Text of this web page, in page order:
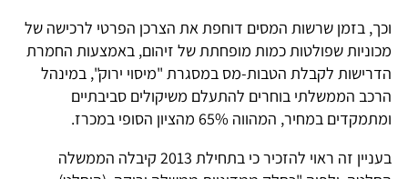
וכך, בזמן שרשות המסים דוחפת את הצרכן הפרטי לרכישה של
מכוניות שפולטות כמות מופחתת של זיהום, באמצעות החמרת
הדרישות לקבלת הטבות-מס במסגרת "מיסוי ירוק", במינהל
הרכב הממשלתי בוחרים להתעלם משיקולים סביבתיים
ומתמקדים במחיר, המהווה 65% מהציון הסופי במכרז.
בעניין זה ראוי להזכיר כי בתחילת 2013 קיבלה הממשלה